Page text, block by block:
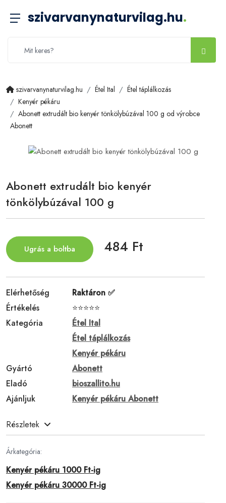
szivarvanynaturvilag.hu.
szivarvanynaturvilag.hu Étel Ital
Étel táplálkozás
Kenyér pékáru
Abonett extrudált bio kenyér tönkölybúzával 100 g od výrobce
Abonett
Abonett extrudált bio kenyér
tönkölybúzával 100 g
Ugrás a boltba 484 Ft
Elérhetőség
Raktáron ✅
Értékelés
⭐⭐⭐⭐⭐
Kategória
Étel Ital
Étel táplálkozás
Kenyér pékáru
Gyártó
Abonett
Eladó
bioszallito.hu
Ajánljuk
Kenyér pékáru Abonett
Részletek
Árkategória:
Kenyér pékáru 1000 Ft-ig
Kenyér pékáru 30000 Ft-ig